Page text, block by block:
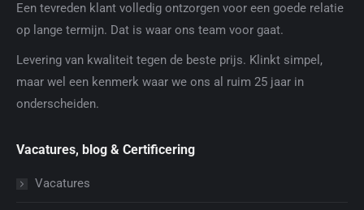
Een tevreden klant volledig ontzorgen voor een goede relatie
op lange termijn. Dat is waar ons team voor gaat.
Levering van kwaliteit tegen de beste prijs. Klinkt simpel,
maar wel een kenmerk waar we ons al ruim 25 jaar in
onderscheiden.
Vacatures, blog & Certificering
Vacatures